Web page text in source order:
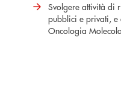
Svolgere attività di
pubblici e privati, e
Oncologia